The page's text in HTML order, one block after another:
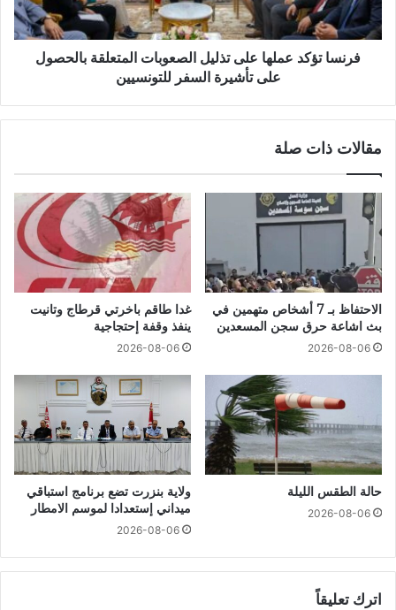
فرنسا تؤكد عملها على تذليل الصعوبات المتعلقة بالحصول
على تأشيرة السفر للتونسيين
مقالات ذات صلة
الاحتفاظ بـ 7 أشخاص متهمين في
بث اشاعة حرق سجن المسعدين
2026-08-06
غدا طاقم باخرتي قرطاج وتانيت
ينفذ وقفة إحتجاجية
2026-08-06
حالة الطقس الليلة
2026-08-06
ولاية بنزرت تضع برنامج استباقي
ميداني إستعدادا لموسم الامطار
2026-08-06
اترك تعليقاً